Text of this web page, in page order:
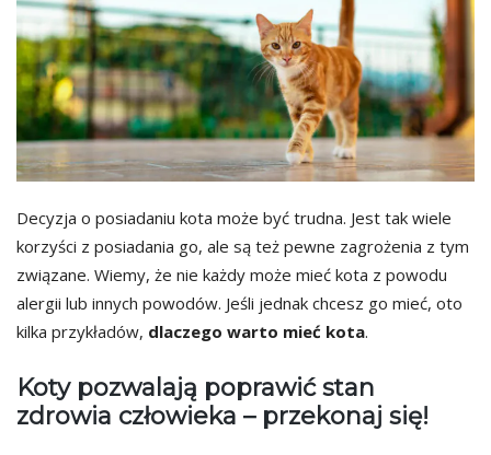
Decyzja o posiadaniu kota może być trudna. Jest tak wiele
korzyści z posiadania go, ale są też pewne zagrożenia z tym
związane. Wiemy, że nie każdy może mieć kota z powodu
alergii lub innych powodów. Jeśli jednak chcesz go mieć, oto
kilka przykładów, dlaczego warto mieć kota.
Koty pozwalają poprawić stan
zdrowia człowieka – przekonaj się!